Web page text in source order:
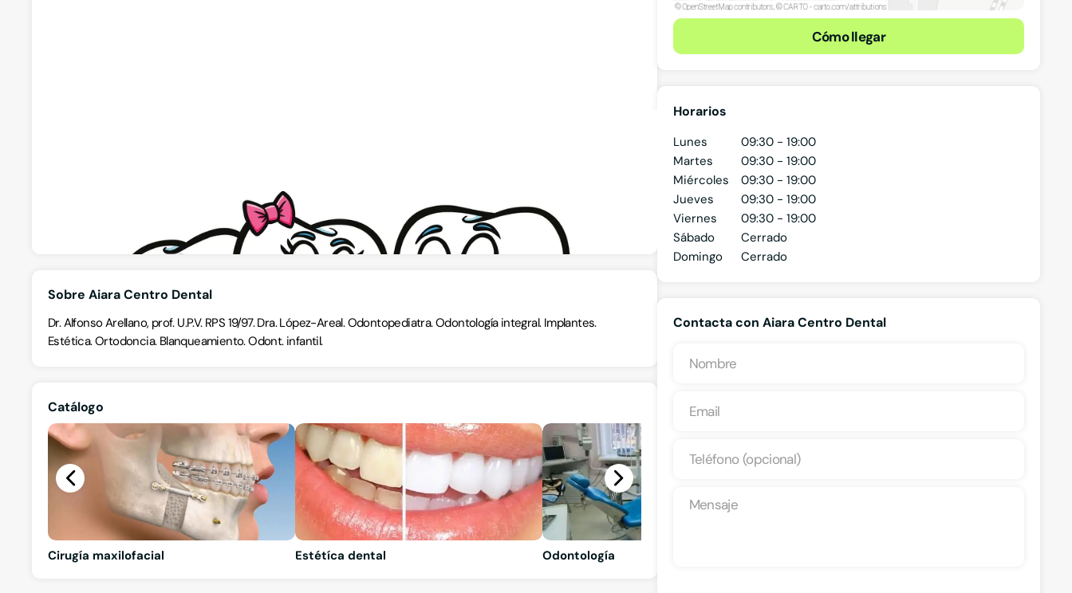
Ver teléfono
Sobre Aiara Centro Dental
Dr. Alfonso Arellano, prof. U.P.V. RPS 19/97. Dra. López-Areal. Odontopediatra. Odontología integral. Implantes.
Estética. Ortodoncia. Blanqueamiento. Odont. infantil.
Catálogo
Cirugía maxilofacial Estétíca dental Odontología
Cómo llegar
Horarios
Lunes
09:30 - 19:00
Martes
09:30 - 19:00
Miércoles
09:30 - 19:00
Jueves
09:30 - 19:00
Viernes
09:30 - 19:00
Sábado
Cerrado
Domingo
Cerrado
Contacta con Aiara Centro Dental